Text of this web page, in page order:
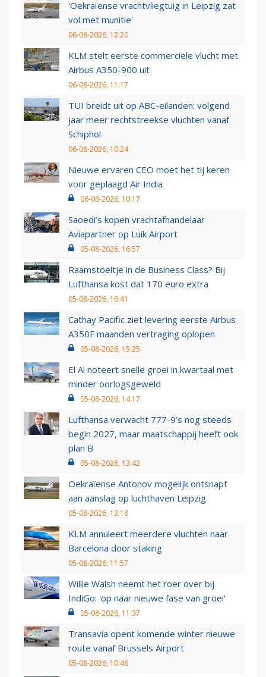
'Oekraïense vrachtvliegtuig in Leipzig zat
vol met munitie'
06-08-2026, 12:20
KLM stelt eerste commerciële vlucht met
Airbus A350-900 uit
06-08-2026, 11:17
TUI breidt uit op ABC-eilanden: volgend
jaar meer rechtstreekse vluchten vanaf
Schiphol
06-08-2026, 10:24
Nieuwe ervaren CEO moet het tij keren
voor geplaagd Air India
06-08-2026, 10:17
Saoedi’s kopen vrachtafhandelaar
Aviapartner op Luik Airport
05-08-2026, 16:57
Raamstoeltje in de Business Class? Bij
Lufthansa kost dat 170 euro extra
05-08-2026, 16:41
Cathay Pacific ziet levering eerste Airbus
A350F maanden vertraging oplopen
05-08-2026, 15:25
El Al noteert snelle groei in kwartaal met
minder oorlogsgeweld
05-08-2026, 14:17
Lufthansa verwacht 777-9’s nog steeds
begin 2027, maar maatschappij heeft ook
plan B
05-08-2026, 13:42
Oekraïense Antonov mogelijk ontsnapt
aan aanslag op luchthaven Leipzig
05-08-2026, 13:18
KLM annuleert meerdere vluchten naar
Barcelona door staking
05-08-2026, 11:57
Willie Walsh neemt het roer over bij
IndiGo: 'op naar nieuwe fase van groei'
05-08-2026, 11:37
Transavia opent komende winter nieuwe
route vanaf Brussels Airport
05-08-2026, 10:46